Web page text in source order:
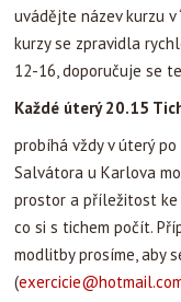
uvádějte název kurzu v
kurzy se zpravidla
12-16, doporučuje se
Každé úterý 20.15
probíhá vždy v úterý
Salvátora u Karlova
prostor a příležitost ke
co si s tichem počít.
modlitby prosíme, aby
(